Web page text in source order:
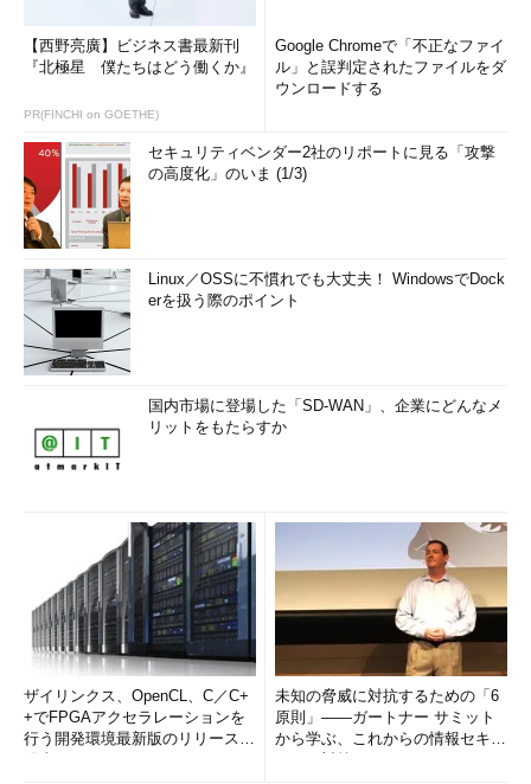
【西野亮廣】ビジネス書最新刊
『北極星 僕たちはどう働くか』
PR(FINCHI on GOETHE)
Google Chromeで「不正なファイ
ル」と誤判定されたファイルをダ
ウンロードする
セキュリティベンダー2社のリポートに見る「攻撃
の高度化」のいま (1/3)
Linux／OSSに不慣れでも大丈夫！ WindowsでDock
erを扱う際のポイント
国内市場に登場した「SD-WAN」、企業にどんなメ
リットをもたらすか
ザイリンクス、OpenCL、C／C+
+でFPGAアクセラレーションを
行う開発環境最新版のリリースを
未知の脅威に対抗するための「6
原則」――ガートナー サミット
から学ぶ、これからの情報セキュ